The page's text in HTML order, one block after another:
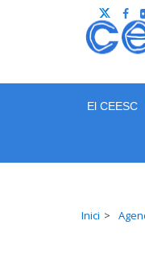
El CEESC
Inici